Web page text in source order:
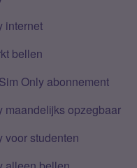
internet
bellen
Only abonnement
maandelijks opzegbaar
voor studenten